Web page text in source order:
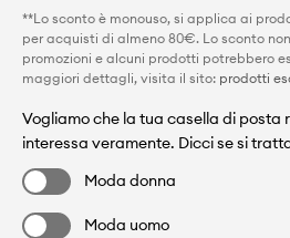
**Lo sconto è monouso, si applica ai
per acquisti di almeno 80€. Lo sconto
promozioni e alcuni prodotti potrebbero
maggiori dettagli, visita il sito: prodotti
Vogliamo che la tua casella di posta
interessa veramente. Dicci se si
Moda donna
Moda uomo